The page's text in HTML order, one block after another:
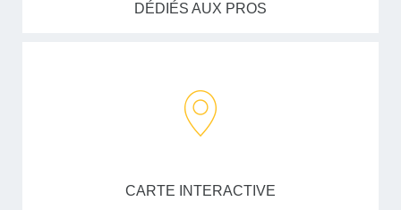
DÉDIÉS AUX PROS
CARTE INTERACTIVE